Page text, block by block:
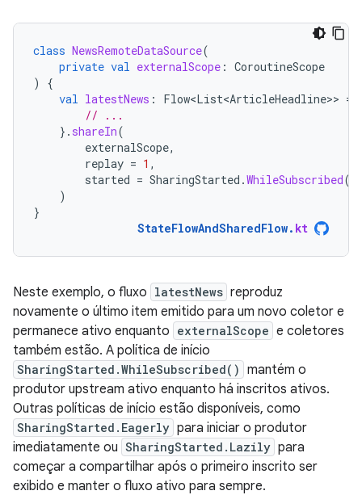
class NewsRemoteDataSource(
private val externalScope : CoroutineScope
)
{
val latestNews : Flow<List<ArticleHeadline>> =
// ...
}. shareIn(
externalScope,
replay = 1 ,
started = SharingStarted .WhileSubscribed()
)
}
StateFlowAndSharedFlow. kt
Neste exemplo, o fluxo latestNews reproduz
novamente o último item emitido para um novo coletor e
permanece ativo enquanto externalScope e coletores
também estão. A política de início
SharingStarted.WhileSubscribed() mantém o
produtor upstream ativo enquanto há inscritos ativos.
Outras políticas de início estão disponíveis, como
SharingStarted.Eagerly para iniciar o produtor
imediatamente ou SharingStarted.Lazily para
começar a compartilhar após o primeiro inscrito ser
exibido e manter o fluxo ativo para sempre.